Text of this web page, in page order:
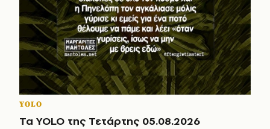
YOLO
Τα YOLO της Τετάρτης 05.08.2026